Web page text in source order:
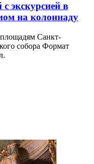
экскурсией в
на колоннаду
Санкт-
собора Формат